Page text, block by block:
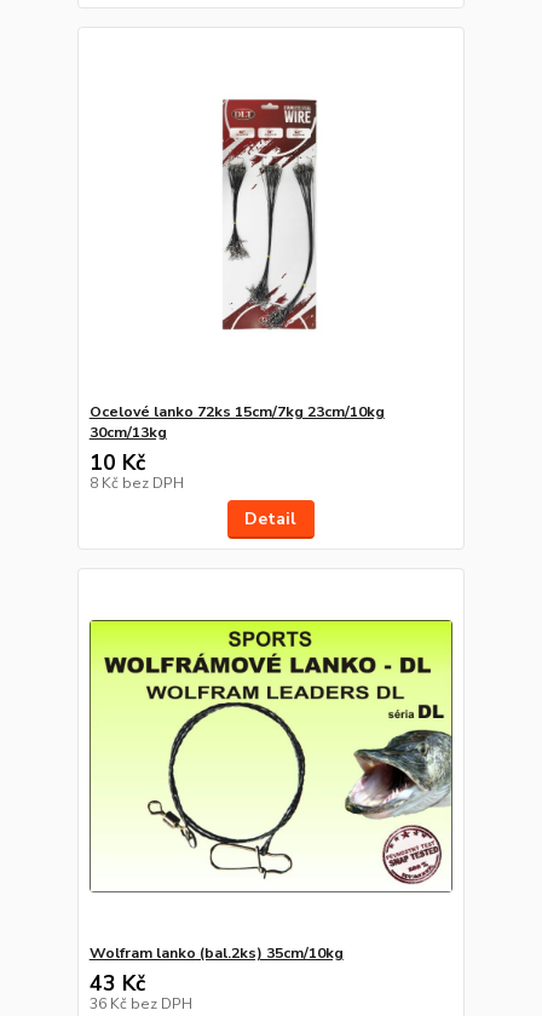
Ocelové lanko 72ks 15cm/7kg 23cm/10kg
30cm/13kg
10 Kč
8 Kč bez DPH
Detail
Wolfram lanko (bal.2ks) 35cm/10kg
43 Kč
36 Kč bez DPH